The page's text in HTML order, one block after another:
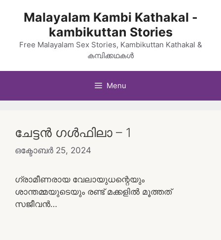
Malayalam Kambi Kathakal -
kambikuttan Stories
Free Malayalam Sex Stories, Kambikuttan Kathakal &
കമ്പിക്കഥകൾ
Menu
ചേട്ടൻ ഗൾഫിലാ – 1
ഒക്ടോബർ 25, 2024
ഗ്രാമീണരായ വേലായുധന്റെയും
ശാന്തമ്മയുടെയും രണ്ട് മക്കളിൽ മൂത്തത്
സജീവൻ…